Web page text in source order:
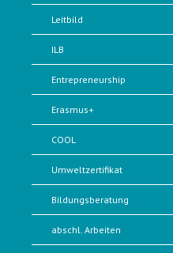
Leitbild
ILB
Entrepreneurship
Erasmus+
COOL
Umweltzertifikat
Bildungsberatung
abschl. Arbeiten